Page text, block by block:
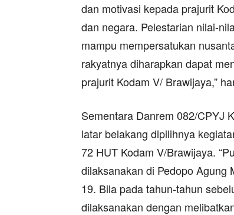
dan motivasi kepada prajurit
dan negara. Pelestarian nilai-
mampu mempersatukan
rakyatnya diharapkan dapat
prajurit Kodam V/ Brawijaya,”
Sementara Danrem 082/CPYJ
latar belakang dipilihnya
72 HUT Kodam V/Brawijaya.
dilaksanakan di Pedopo Agung
19. Bila pada tahun-tahun
dilaksanakan dengan